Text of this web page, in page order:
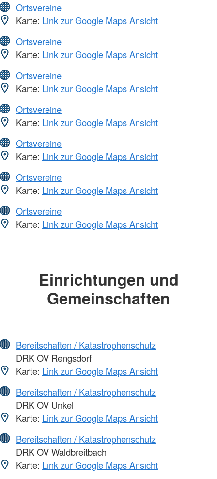
Ortsvereine
Karte: Link zur Google Maps Ansicht
Ortsvereine
Karte: Link zur Google Maps Ansicht
Ortsvereine
Karte: Link zur Google Maps Ansicht
Ortsvereine
Karte: Link zur Google Maps Ansicht
Ortsvereine
Karte: Link zur Google Maps Ansicht
Ortsvereine
Karte: Link zur Google Maps Ansicht
Ortsvereine
Karte: Link zur Google Maps Ansicht
Einrichtungen und
Gemeinschaften
Bereitschaften / Katastrophenschutz
DRK OV Rengsdorf
Karte: Link zur Google Maps Ansicht
Bereitschaften / Katastrophenschutz
DRK OV Unkel
Karte: Link zur Google Maps Ansicht
Bereitschaften / Katastrophenschutz
DRK OV Waldbreitbach
Karte: Link zur Google Maps Ansicht